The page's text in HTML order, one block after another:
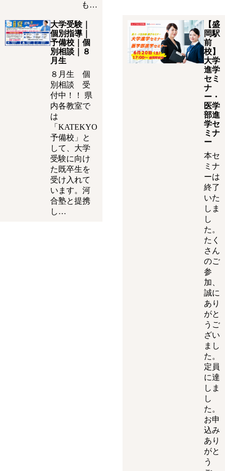
も…
大学受験｜
個別指導｜
予備校｜個
別相談｜８
月生
８月生 個
別相談 受
付中！！ 県
内各教室で
は
「KATEKYO
予備校」と
して、大学
受験に向け
た既卒生を
受け入れて
います。河
合塾と提携
し…
【盛
岡駅
前
校】
大学
進学
セミ
ナ
ー・
医学
部進
学セ
ミナ
ー
本セ
ミナ
ーは
終了
いた
しま
し
た。
たく
さん
のご
参
加、
誠に
あり
がと
うご
ざい
まし
た。
定員
に達
しま
し
た。
お申
込み
あり
がと
う